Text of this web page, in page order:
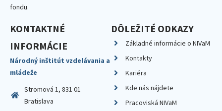
fondu.
KONTAKTNÉ
INFORMÁCIE
Národný inštitút vzdelávania a
mládeže
Stromová 1, 831 01
Bratislava
DÔLEŽITÉ ODKAZY
Základné informácie o NIVaM
Kontakty
Kariéra
Kde nás nájdete
Pracoviská NIVaM